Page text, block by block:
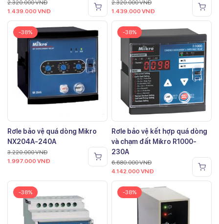
2.320.000VNĐ
1.439.000 VNĐ
2.320.000VNĐ
1.439.000 VNĐ
-38%
Rơle bảo vệ quá dòng Mikro
NX204A-240A
3.220.000VNĐ
1.997.000 VNĐ
-38%
Rơle bảo vệ kết hợp quá dòng
và chạm đất Mikro R1000-
230A
6.680.000VNĐ
4.142.000 VNĐ
-38% -38%